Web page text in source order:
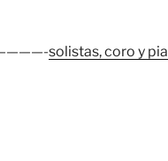
solistas, coro y